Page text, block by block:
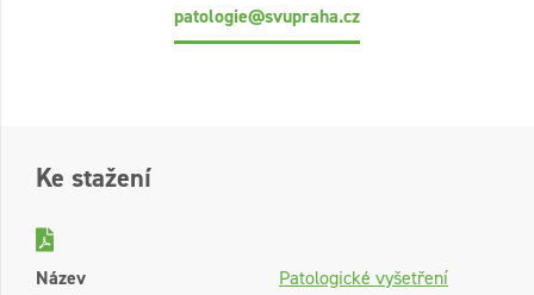
patologie@svupraha.cz
Ke stažení
Název
Patologické vyšetření